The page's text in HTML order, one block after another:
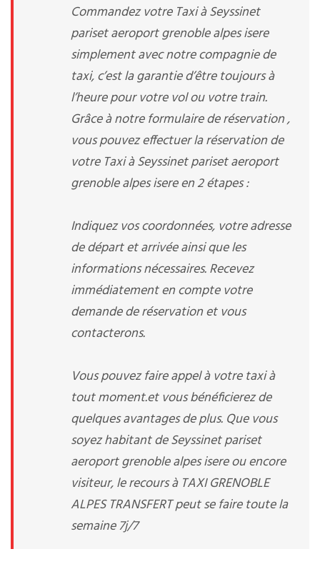
Commandez votre Taxi à Seyssinet
pariset aeroport grenoble alpes isere
simplement avec notre compagnie de
taxi, c’est la garantie d’être toujours à
l’heure pour votre vol ou votre train.
Grâce à notre formulaire de réservation ,
vous pouvez effectuer la réservation de
votre Taxi à Seyssinet pariset aeroport
grenoble alpes isere en 2 étapes :
Indiquez vos coordonnées, votre adresse
de départ et arrivée ainsi que les
informations nécessaires. Recevez
immédiatement en compte votre
demande de réservation et vous
contacterons.
Vous pouvez faire appel à votre taxi à
tout moment.et vous bénéficierez de
quelques avantages de plus. Que vous
soyez habitant de Seyssinet pariset
aeroport grenoble alpes isere ou encore
visiteur, le recours à TAXI GRENOBLE
ALPES TRANSFERT peut se faire toute la
semaine 7j/7